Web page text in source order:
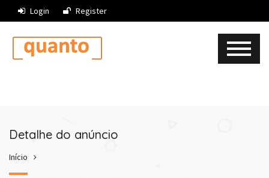
Login Register
Detalhe do anúncio
Início